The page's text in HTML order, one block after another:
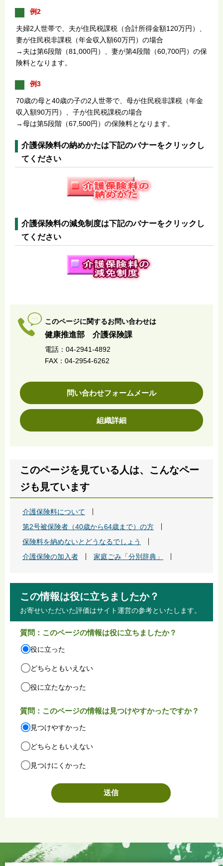
例2
夫婦2人世帯で、夫が住民税課税（合計所得金額120万円）、
妻が住民税非課税（年金収入額60万円）の場合
→夫は第6段階（81,000円）、妻が第4段階（60,700円）の保
険料となります。
例3
70歳の母と40歳の子の2人世帯で、母が住民税非課税（年金
収入額90万円）、子が住民税課税の場合
→母は第5段階（67,500円）の保険料となります。
介護保険料の納めかたは下記のバナーをクリックし
てください
介護保険料の減免制度は下記のバナーをクリックし
てください
このページに関するお問い合わせは
健康推進部 介護保険課
電話：04-2941-4892
FAX：04-2954-6262
問い合わせフォームメール
組織詳細
このページを見ている人は、こんなペー
ジも見ています
介護保険料について
第2号被保険者（40歳から64歳まで）の方
保険料を納めないとどうなるでしょう
介護保険の加入者
家庭ごみ「分別辞典」
この情報は役に立ちましたか？
お寄せいただいた評価はサイト運営の参考といたします。
質問：このページの情報は役に立ちましたか？
役に立った
どちらともいえない
役に立たなかった
質問：このページの情報は見つけやすかったですか？
見つけやすかった
どちらともいえない
見つけにくかった